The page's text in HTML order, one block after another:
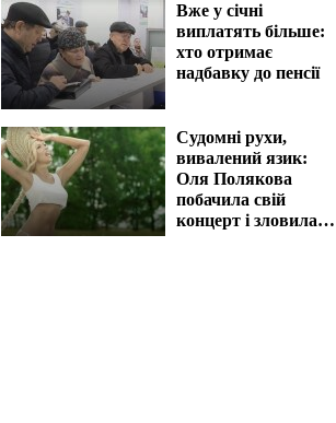
Вже у січні
виплатять більше:
хто отримає
надбавку до пенсії
Судомні рухи,
вивалений язик:
Оля Полякова
побачила свій
концерт і зловила